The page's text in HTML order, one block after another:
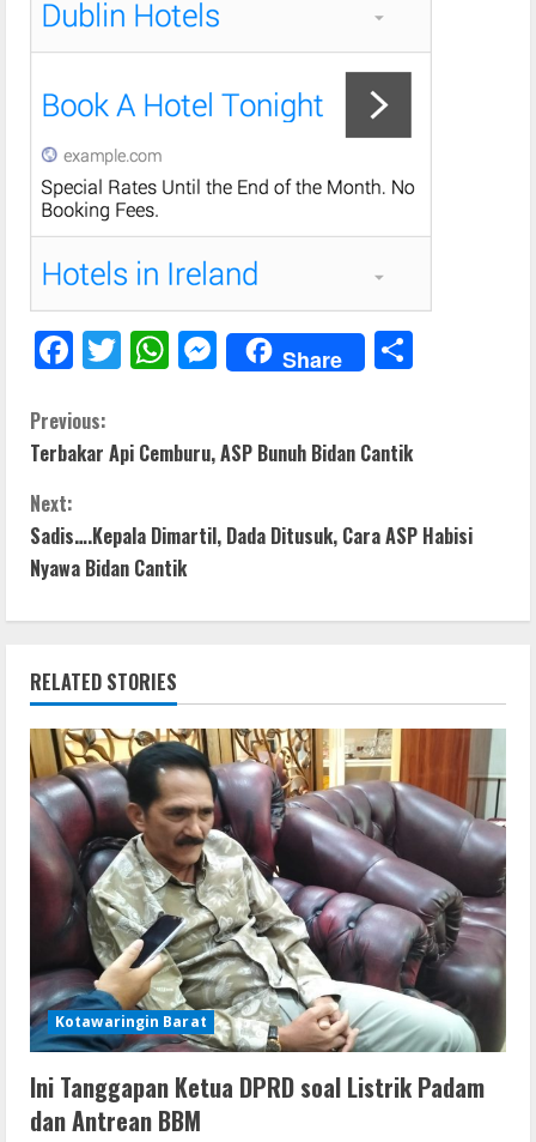
F
e
b
o
k
T
er
W
s
p
p
M
e
e
g
Share
e
C
o
n
t
i
n
u
e
R
e
a
d
i
n
Previous:
Terbakar Api Cemburu, ASP Bunuh Bidan Cantik
Next:
Sadis….Kepala Dimartil, Dada Ditusuk, Cara ASP Habisi
Nyawa Bidan Cantik
RELATED STORIES
Kotawaringin Barat
Ini Tanggapan Ketua DPRD soal Listrik Padam
dan Antrean BBM